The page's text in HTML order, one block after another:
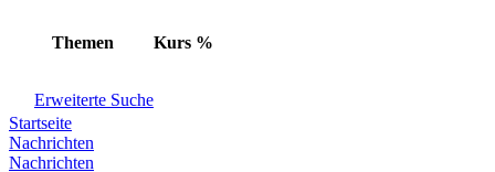
Themen Kurs %
Erweiterte Suche
Startseite
Nachrichten
Nachrichten